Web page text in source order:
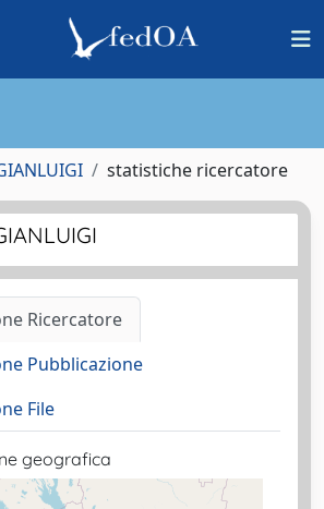
statistiche ricercatore
Ricercatore
Pubblicazione
File
geografica